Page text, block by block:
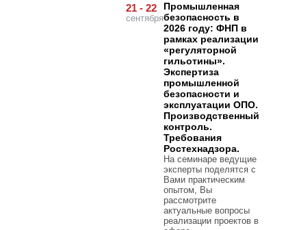
21 - 22
сентября
Промышленная
безопасность в
2026 году: ФНП в
рамках реализации
«регуляторной
гильотины».
Экспертиза
промышленной
безопасности и
эксплуатации ОПО.
Производственный
контроль.
Требования
Ростехнадзора.
На семинаре ведущие
эксперты поделятся с
Вами практическим
опытом, Вы
рассмотрите
актуальные вопросы
реализации проектов в